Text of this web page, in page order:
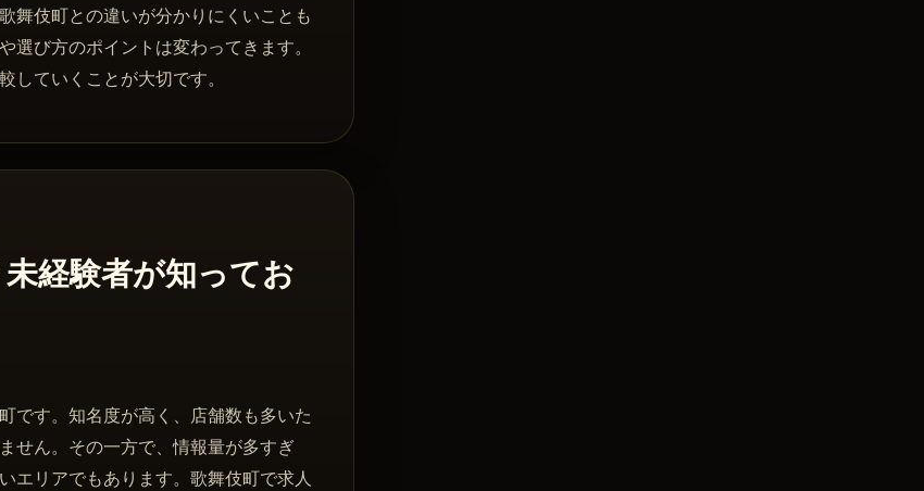
舞伎町との違いが分かりにくいことも
び方のポイントは変わってきます。
していくことが大切です。
経験者が知ってお
です。知名度が高く、店舗数も多いた
せん。その一方で、情報量が多すぎ
エリアでもあります。歌舞伎町で求人